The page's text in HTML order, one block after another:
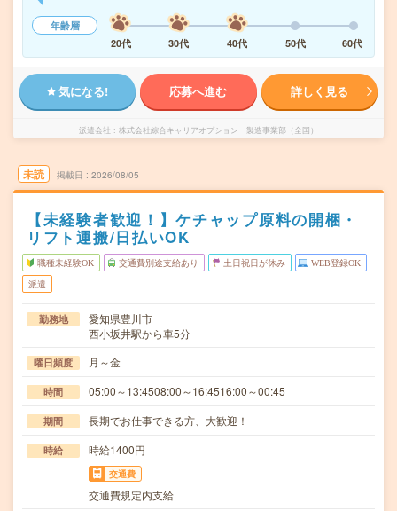
年齢層
20代
30代 40代 50代 60代
気になる! 応募へ進む 詳しく見る
派遣会社 株式会社綜合キャリアオプション 製造事業部（全国）
未読 掲載日 2026/08/05
【未経験者歓迎！】ケチャップ原料の開梱・
リフト運搬/日払いOK
職種未経験OK 交通費別途支給あり 土日祝日が休み WEB登録OK
派遣
勤務地
愛知県豊川市
西小坂井駅から車5分
曜日頻度 月～金
時間 05:00～13:4508:00～16:4516:00～00:45
期間 長期でお仕事できる方、大歓迎！
時給 時給1400円
交通費
交通費規定内支給